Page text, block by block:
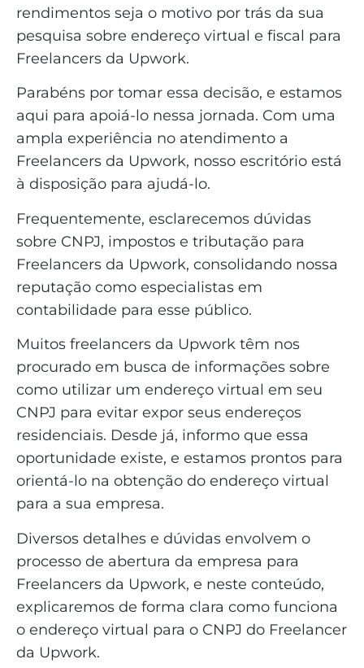
rendimentos seja o motivo por trás da sua
pesquisa sobre endereço virtual e fiscal para
Freelancers da Upwork.
Parabéns por tomar essa decisão, e estamos
aqui para apoiá-lo nessa jornada. Com uma
ampla experiência no atendimento a
Freelancers da Upwork, nosso escritório está
à disposição para ajudá-lo.
Frequentemente, esclarecemos dúvidas
sobre CNPJ, impostos e tributação para
Freelancers da Upwork, consolidando nossa
reputação como especialistas em
contabilidade para esse público.
Muitos freelancers da Upwork têm nos
procurado em busca de informações sobre
como utilizar um endereço virtual em seu
CNPJ para evitar expor seus endereços
residenciais. Desde já, informo que essa
oportunidade existe, e estamos prontos para
orientá-lo na obtenção do endereço virtual
para a sua empresa.
Diversos detalhes e dúvidas envolvem o
processo de abertura da empresa para
Freelancers da Upwork, e neste conteúdo,
explicaremos de forma clara como funciona
o endereço virtual para o CNPJ do Freelancer
da Upwork.